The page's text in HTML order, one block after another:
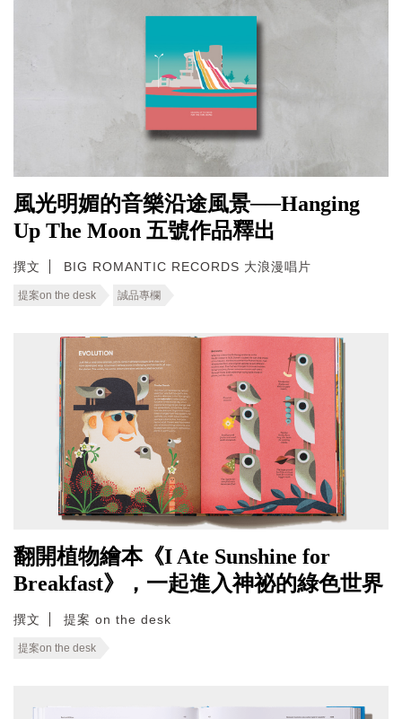
風光明媚的音樂沿途風景──Hanging
Up The Moon 五號作品釋出
撰文 BIG ROMANTIC RECORDS 大浪漫唱片
提案on the desk 誠品專欄
翻開植物繪本《I Ate Sunshine for
Breakfast》，一起進入神祕的綠色世界
撰文 提案 on the desk
提案on the desk